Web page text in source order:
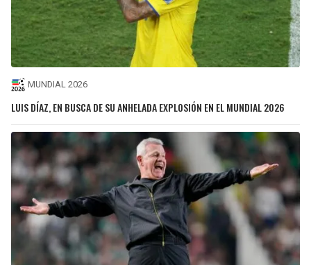
MUNDIAL 2026
LUIS DÍAZ, EN BUSCA DE SU ANHELADA EXPLOSIÓN EN EL MUNDIAL 2026